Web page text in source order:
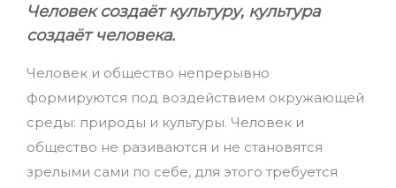
Человек создаёт культуру, культура
создаёт человека.
Человек и общество непрерывно
формируются под воздействием окружающей
среды: природы и культуры. Человек и
общество не разиваются и не становятся
зрелыми сами по себе, для этого требуется